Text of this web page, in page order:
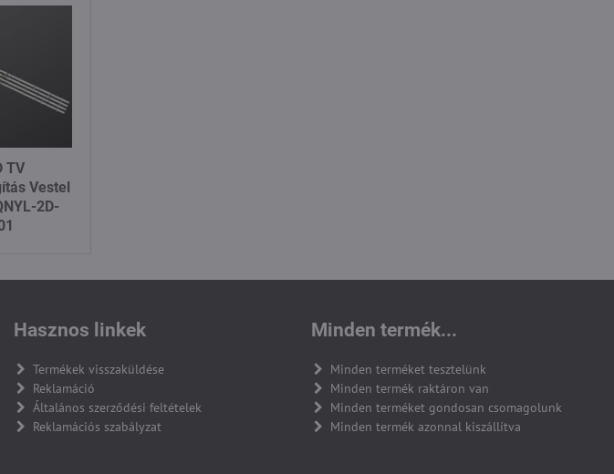
TV
Vestel
2D-
Hasznos linkek
Termékek visszaküldése
Reklamáció
Általános szerződési feltételek
Reklamációs szabályzat
Minden termék...
Minden terméket tesztelünk
Minden termék raktáron van
Minden terméket gondosan csomagolunk
Minden termék azonnal kiszállítva